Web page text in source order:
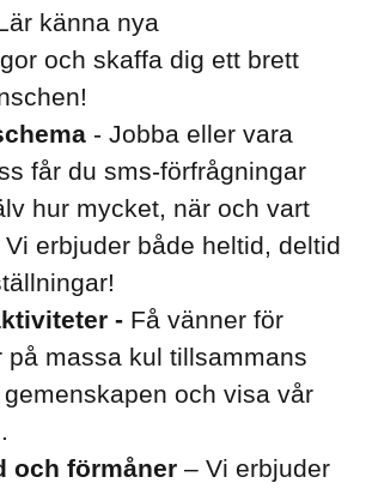
känna nya
och skaffa dig ett brett
- Jobba eller vara
får du sms-förfrågningar
hur mycket, när och vart
erbjuder både heltid, deltid
- Få vänner för
på massa kul tillsammans
och visa vår
och förmåner – Vi erbjuder